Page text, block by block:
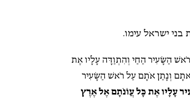
בני ישראל עימו.
הַשָּׂעִיר הַחַי וְהִתְוַדָּה עָלָיו אֶת
וְנָתַן אֹתָם עַל רֹאשׁ הַשָּׂעִיר
עָלָיו אֶת כָּל עֲו‍ֹנֹתָם אֶל אֶרֶץ